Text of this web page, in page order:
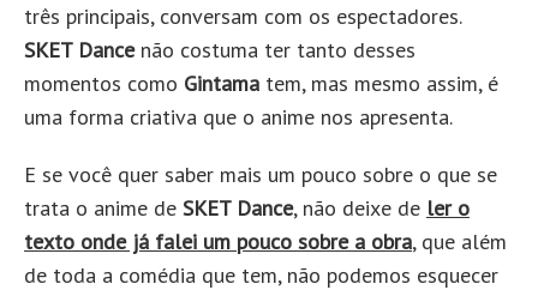
três principais, conversam com os espectadores.
SKET Dancenão costuma ter tanto desses
momentos como Gintama tem, mas mesmo assim, é
uma forma criativa que o anime nos apresenta.
E se você quer saber mais um pouco sobre o que se
trata o anime de SKET Dance, não deixe de ler o
texto onde já falei um pouco sobre a obra, que além
de toda a comédia que tem, não podemos esquecer